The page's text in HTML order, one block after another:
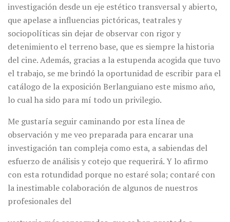
investigación desde un eje estético transversal y abierto,
que apelase a influencias pictóricas, teatrales y
sociopolíticas sin dejar de observar con rigor y
detenimiento el terreno base, que es siempre la historia
del cine. Además, gracias a la estupenda acogida que tuvo
el trabajo, se me brindó la oportunidad de escribir para el
catálogo de la exposición Berlanguiano este mismo año,
lo cual ha sido para mí todo un privilegio.
Me gustaría seguir caminando por esta línea de
observación y me veo preparada para encarar una
investigación tan compleja como esta, a sabiendas del
esfuerzo de análisis y cotejo que requerirá. Y lo afirmo
con esta rotundidad porque no estaré sola; contaré con
la inestimable colaboración de algunos de nuestros
profesionales del